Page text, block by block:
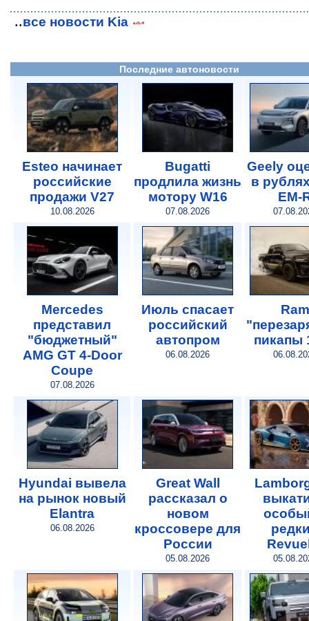
..все новости Kia
Последние автоновости
Esteo начинает
российские
продажи V27
10.08.2026
Bugatti
продлила жизнь
мотору W16
07.08.2026
Geely
в
EM-
Mercedes
представил
"бюджетный"
AMG GT 4-Door
Coupe
07.08.2026
Июль спасает
российский
автопром
06.08.2026
Ram
пикапы
Hyundai вывела
на рынок новый
Elantra
06.08.2026
Great Wall
рассказал о
новом
кроссовере для
России
05.08.2026